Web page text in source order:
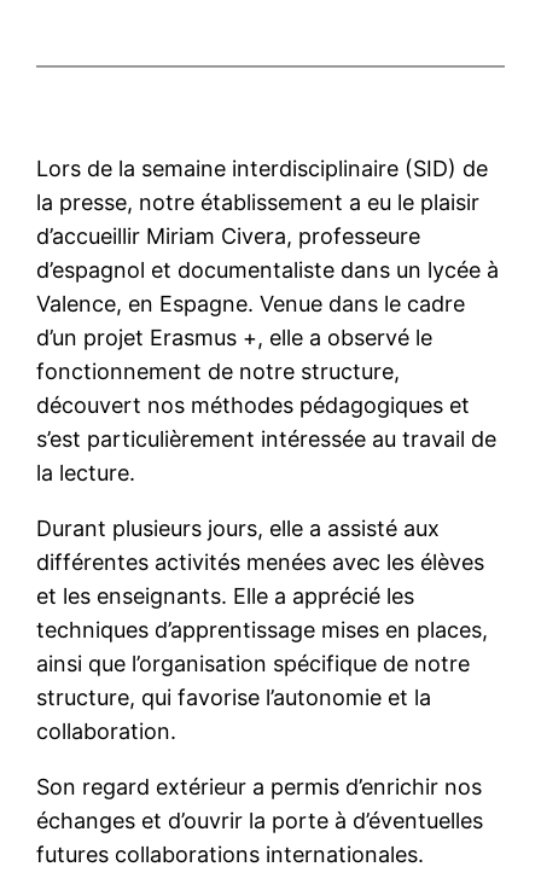
Lors de la semaine interdisciplinaire (SID) de
la presse, notre établissement a eu le plaisir
d’accueillir Miriam Civera, professeure
d’espagnol et documentaliste dans un lycée à
Valence, en Espagne. Venue dans le cadre
d’un projet Erasmus +, elle a observé le
fonctionnement de notre structure,
découvert nos méthodes pédagogiques et
s’est particulièrement intéressée au travail de
la lecture.
Durant plusieurs jours, elle a assisté aux
différentes activités menées avec les élèves
et les enseignants. Elle a apprécié les
techniques d’apprentissage mises en places,
ainsi que l’organisation spécifique de notre
structure, qui favorise l’autonomie et la
collaboration.
Son regard extérieur a permis d’enrichir nos
échanges et d’ouvrir la porte à d’éventuelles
futures collaborations internationales.